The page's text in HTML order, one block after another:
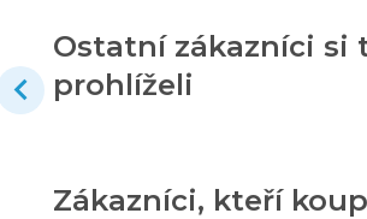
Ostatní zákazníci si
prohlíželi
Zákazníci, kteří